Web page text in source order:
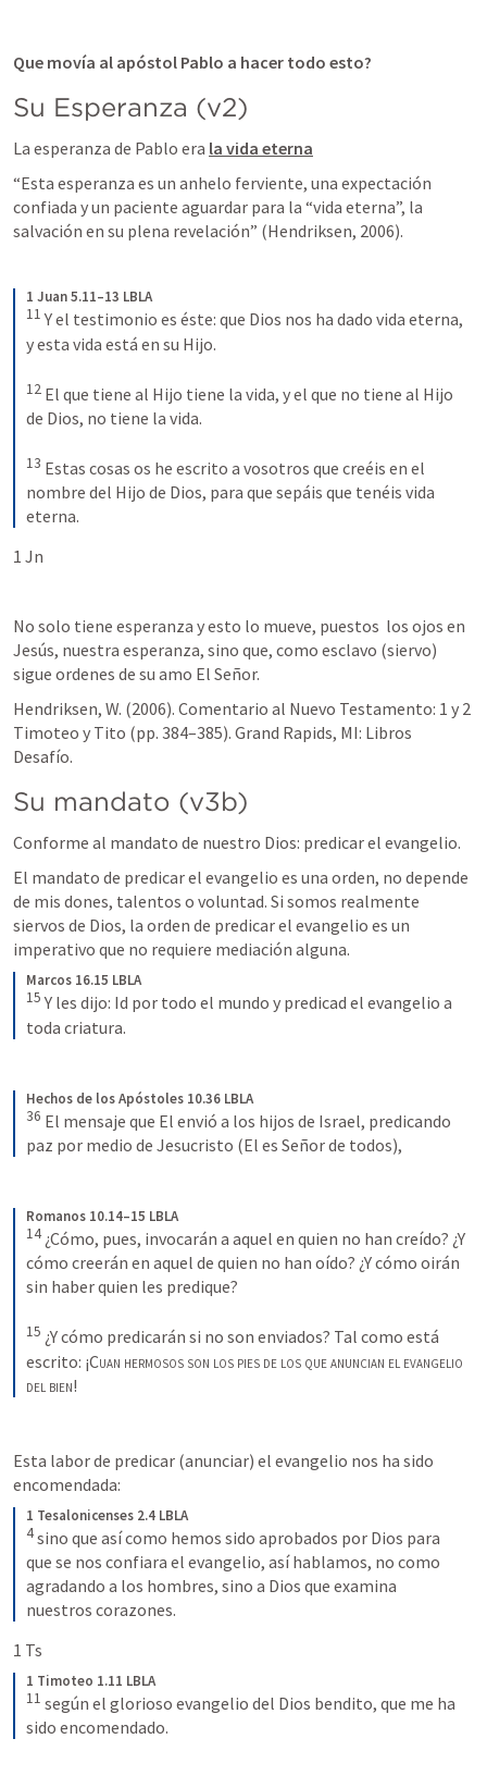
Que movía al apóstol Pablo a hacer todo esto?
Su Esperanza (v2)
La esperanza de Pablo era la vida eterna
“Esta esperanza es un anhelo ferviente, una expectación
confiada y un paciente aguardar para la “vida eterna”, la
salvación en su plena revelación” (Hendriksen, 2006).
1 Juan 5.11–13 LBLA
11 Y el testimonio es éste: que Dios nos ha dado vida eterna,
y esta vida está en su Hijo.
12 El que tiene al Hijo tiene la vida, y el que no tiene al Hijo
de Dios, no tiene la vida.
13 Estas cosas os he escrito a vosotros que creéis en el
nombre del Hijo de Dios, para que sepáis que tenéis vida
eterna.
1 Jn
No solo tiene esperanza y esto lo mueve, puestos  los ojos en
Jesús, nuestra esperanza, sino que, como esclavo (siervo)
sigue ordenes de su amo El Señor.
Hendriksen, W. (2006). Comentario al Nuevo Testamento: 1 y 2
Timoteo y Tito (pp. 384–385). Grand Rapids, MI: Libros
Desafío.
Su mandato (v3b)
Conforme al mandato de nuestro Dios: predicar el evangelio.
El mandato de predicar el evangelio es una orden, no depende
de mis dones, talentos o voluntad. Si somos realmente
siervos de Dios, la orden de predicar el evangelio es un
imperativo que no requiere mediación alguna.
Marcos 16.15 LBLA
15 Y les dijo: Id por todo el mundo y predicad el evangelio a
toda criatura.
Hechos de los Apóstoles 10.36 LBLA
36 El mensaje que El envió a los hijos de Israel, predicando
paz por medio de Jesucristo (El es Señor de todos),
Romanos 10.14–15 LBLA
14 ¿Cómo, pues, invocarán a aquel en quien no han creído? ¿Y
cómo creerán en aquel de quien no han oído? ¿Y cómo oirán
sin haber quien les predique?
15 ¿Y cómo predicarán si no son enviados? Tal como está
escrito: ¡Cuan hermosos son los pies de los que anuncian el evangelio
del bien!
Esta labor de predicar (anunciar) el evangelio nos ha sido
encomendada:
1 Tesalonicenses 2.4 LBLA
4sino que así como hemos sido aprobados por Dios para
que se nos confiara el evangelio, así hablamos, no como
agradando a los hombres, sino a Dios que examina
nuestros corazones.
1 Ts
1 Timoteo 1.11 LBLA
11 según el glorioso evangelio del Dios bendito, que me ha
sido encomendado.